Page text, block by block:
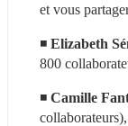
et vous
◾ Elizabeth
800
◾ Camille
collaborateurs),